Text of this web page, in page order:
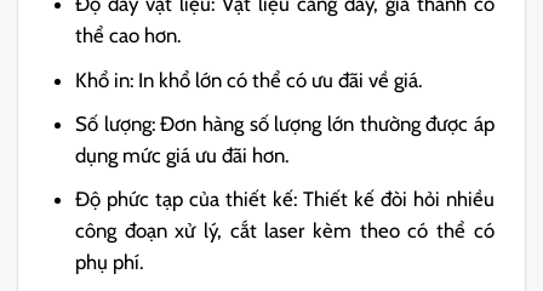
thể cao hơn.
Khổ in: In khổ lớn có thể có ưu đãi về giá.
Số lượng: Đơn hàng số lượng lớn thường được áp
dụng mức giá ưu đãi hơn.
Độ phức tạp của thiết kế: Thiết kế đòi hỏi nhiều
công đoạn xử lý, cắt laser kèm theo có thể có
phụ phí.